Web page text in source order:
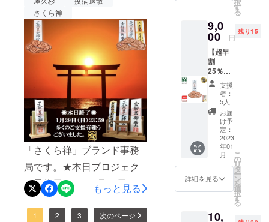
て頂きます。そしてすばら
しい商品を創作し！また皆
さまにご紹介の場でお会い
できる日の為に精進してい
きます。最後に神仏に敬意
を表し「御札・御朱印帳」
をお祀り頂けるご支援者の
皆様方に本年も大きな笑福
が訪れますよう心よりお祈
り申し上げます。禅那堂株
式会社 さくら禅ジャパンブ
┈┈┈┈┈┈┈୨୧┈┈┈┈
飾り！
さくら禅
「さくら禅」ブランド事務
局です。★本日プロジェク
ト最終日です。1月29日
（日）23時59分迄★ ◉プロ
ジェクトも残りあとわずか
もっと見る
1 2 3 次のページ
ご連絡
致しま
す。
送料
8,415円
（税・
送料
込）
【内
容】 ■
神木屋
久杉・
明神鳥
居（コ
ンパク
ト） ×
１社 ※
製造状
況によ
り出荷
時期が
ご連絡
す
る
9,0
00 円
残り15
【超早
割
25％】
神木屋
久杉・
壁掛け
用雲型
（コン
パク
ト） 20
社限定
★提供
付き★
割引
25%OF
F コー
販売価
支援
者：
5人
お届
け予
定：
2023
年01
月
詳細を見る
こ
の
リ
タ
ー
ン
を
選
択
す
る
10,